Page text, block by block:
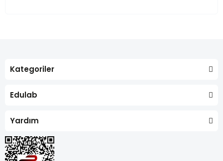
Kategoriler
Edulab
Yardım